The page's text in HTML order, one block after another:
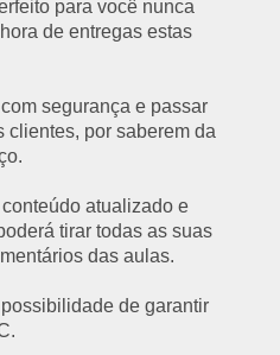
para você nunca
de entregas estas
segurança e passar
clientes, por saberem da
atualizado e
tirar todas as suas
das aulas.
de garantir